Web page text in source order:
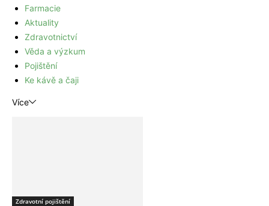
Farmacie
Aktuality
Zdravotnictví
Věda a výzkum
Pojištění
Ke kávě a čaji
Více
Zdravotní pojištění